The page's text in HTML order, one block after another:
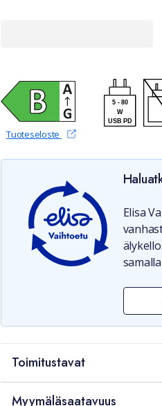
Tuoteseloste (avautuu uudessa
5-80
W
USB PD
Elisa
Toimitustavat
Myymäläsaatavuus